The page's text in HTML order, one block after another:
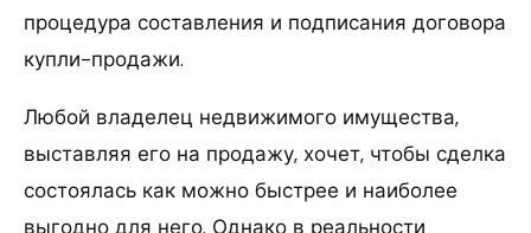
процедура составления и подписания договора
купли-продажи.
Любой владелец недвижимого имущества,
выставляя его на продажу, хочет, чтобы сделка
состоялась как можно быстрее и наиболее
выгодно для него. Однако в реальности